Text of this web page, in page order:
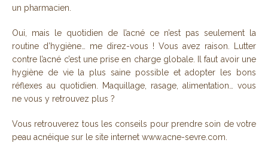
un pharmacien.
Oui, mais le quotidien de l’acné ce n’est pas seulement la
routine d’hygiène… me direz-vous ! Vous avez raison. Lutter
contre l’acné c’est une prise en charge globale. Il faut avoir une
hygiène de vie la plus saine possible et adopter les bons
réflexes au quotidien. Maquillage, rasage, alimentation… vous
ne vous y retrouvez plus ?
Vous retrouverez tous les conseils pour prendre soin de votre
peau acnéique sur le site internet www.acne-sevre.com.